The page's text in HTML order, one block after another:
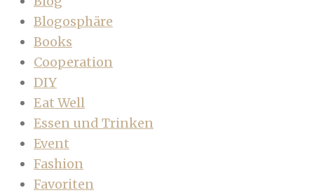
Blogosphäre
Books
Cooperation
DIY
Eat Well
Essen und Trinken
Event
Fashion
Favoriten